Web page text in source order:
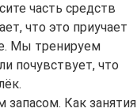
часть средств
что это приучает
Мы тренируем
почувствует, что
запасом. Как занятия